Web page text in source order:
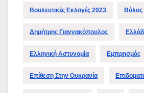
Βουλευτικές Εκλογές 2023 Βόλος
Δημήτρης Γιαννακόπουλος
Ελληνική Αστυνομία Εμπρησμός
Επίθεση Στην Ουκρανία